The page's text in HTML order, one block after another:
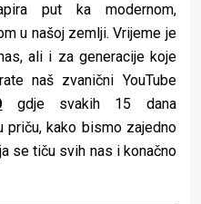
put ka modernom,
u našoj zemlji. Vrijeme je
ali i za generacije koje
naš zvanični YouTube
gdje svakih 15 dana
priču, kako bismo zajedno
se tiču svih nas i konačno